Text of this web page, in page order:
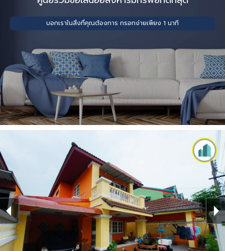
บอกเราในสิ่งที่คุณต้องการ กรอกง่ายเพียง 1 นาที